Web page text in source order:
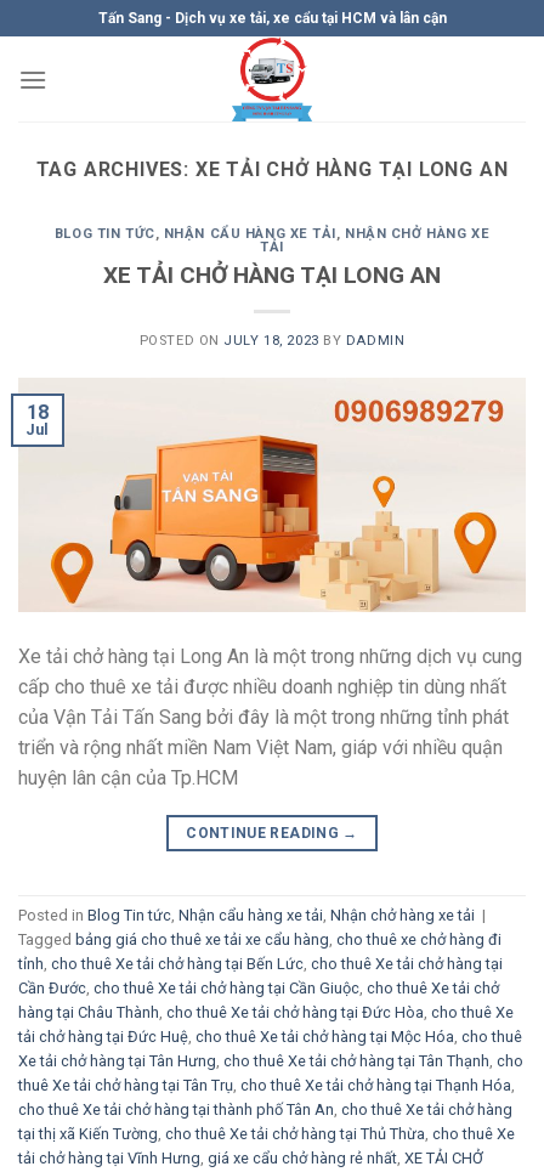
content
Tấn Sang - Dịch vụ xe tải, xe cẩu tại HCM và lân cận
TAG ARCHIVES: XE TẢI CHỞ HÀNG TẠI LONG AN
BLOG TIN TỨC, NHẬN CẨU HÀNG XE TẢI, NHẬN CHỞ HÀNG XE
TẢI
XE TẢI CHỞ HÀNG TẠI LONG AN
POSTED ON JULY 18, 2023 BY DADMIN
18
Jul
Xe tải chở hàng tại Long An là một trong những dịch vụ cung
cấp cho thuê xe tải được nhiều doanh nghiệp tin dùng nhất
của Vận Tải Tấn Sang bởi đây là một trong những tỉnh phát
triển và rộng nhất miền Nam Việt Nam, giáp với nhiều quận
huyện lân cận của Tp.HCM
CONTINUE READING →
Posted in Blog Tin tức, Nhận cẩu hàng xe tải, Nhận chở hàng xe tải |
Tagged bảng giá cho thuê xe tải xe cẩu hàng, cho thuê xe chở hàng đi
tỉnh, cho thuê Xe tải chở hàng tại Bến Lức, cho thuê Xe tải chở hàng tại
Cần Đước, cho thuê Xe tải chở hàng tại Cần Giuộc, cho thuê Xe tải chở
hàng tại Châu Thành, cho thuê Xe tải chở hàng tại Đức Hòa, cho thuê Xe
tải chở hàng tại Đức Huệ, cho thuê Xe tải chở hàng tại Mộc Hóa, cho thuê
Xe tải chở hàng tại Tân Hưng, cho thuê Xe tải chở hàng tại Tân Thạnh, cho
thuê Xe tải chở hàng tại Tân Trụ, cho thuê Xe tải chở hàng tại Thạnh Hóa,
cho thuê Xe tải chở hàng tại thành phố Tân An, cho thuê Xe tải chở hàng
tại thị xã Kiến Tường, cho thuê Xe tải chở hàng tại Thủ Thừa, cho thuê Xe
tải chở hàng tại Vĩnh Hưng, giá xe cẩu chở hàng rẻ nhất, XE TẢI CHỞ